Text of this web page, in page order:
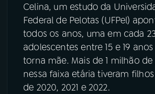
Celina, um estudo da
Federal de Pelotas (UFPel)
todos os anos, uma em cada
adolescentes entre 15 e 19
torna mãe. Mais de 1 milhão de
nessa faixa etária tiveram
de 2020, 2021 e 2022.